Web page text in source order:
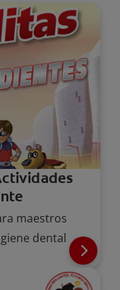
maestros
dental